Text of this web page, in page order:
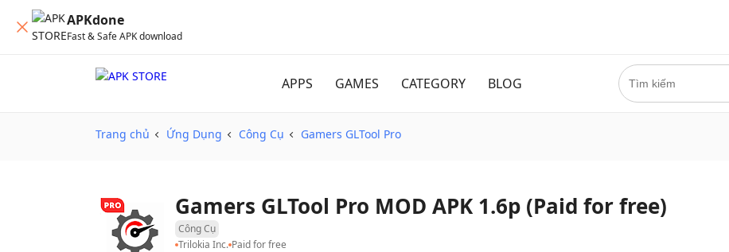
APKdone
Fast & Safe APK download
APPS GAMES CATEGORY BLOG
Trang chủ Ứng Dụng Công Cụ Gamers GLTool Pro
Gamers GLTool Pro MOD APK 1.6p (Paid for free)
Công Cụ
Trilokia Inc. Paid for free